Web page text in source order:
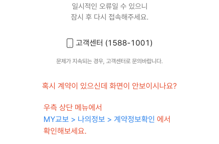
일시적인 오류일 수 있으니
잠시 후 다시 접속해주세요.
고객센터 (1588-1001)
문제가 지속되는 경우, 고객센터로 문의바랍니다.
혹시 계약이 있으신데 화면이 안보이시나요?
우측 상단 메뉴에서
MY교보 > 나의정보 > 계약정보확인 에서
확인해보세요.